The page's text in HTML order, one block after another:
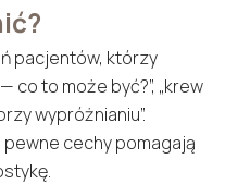
pacjentów, którzy
co to może być?”, „krew
wypróżnianiu”.
pewne cechy pomagają